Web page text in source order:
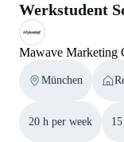
Werkstudent
Mawave Marketing
München
20 h per week